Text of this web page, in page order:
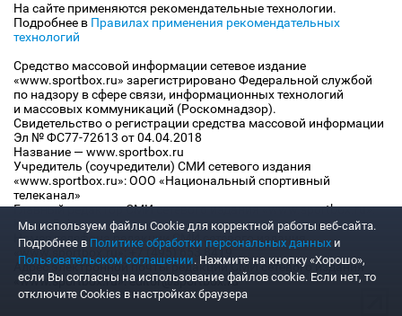
На сайте применяются рекомендательные технологии.
Подробнее в Правилах применения рекомендательных
технологий
Средство массовой информации сетевое издание
«www.sportbox.ru» зарегистрировано Федеральной службой
по надзору в сфере связи, информационных технологий
и массовых коммуникаций (Роскомнадзор).
Свидетельство о регистрации средства массовой информации
Эл № ФС77-72613 от 04.04.2018
Название — www.sportbox.ru
Учредитель (соучредители) СМИ сетевого издания
«www.sportbox.ru»: ООО «Национальный спортивный
телеканал»
Главный редактор СМИ сетевого издания «www.sportbox.ru»:
Конов В.А.
Номер телефона редакции СМИ сетевого издания
«www.sportbox.ru»: +7 (495) 653 8419
Адрес электронной почты редакции СМИ сетевого издания
«www.sportbox.ru»: editor@sportbox.ru
Мы используем файлы Сookie для корректной работы веб-сайта.
Подробнее в Политике обработки персональных данных и
Пользовательском соглашении. Нажмите на кнопку «Хорошо»,
если Вы согласны на использование файлов cookie. Если нет, то
отключите Cookies в настройках браузера